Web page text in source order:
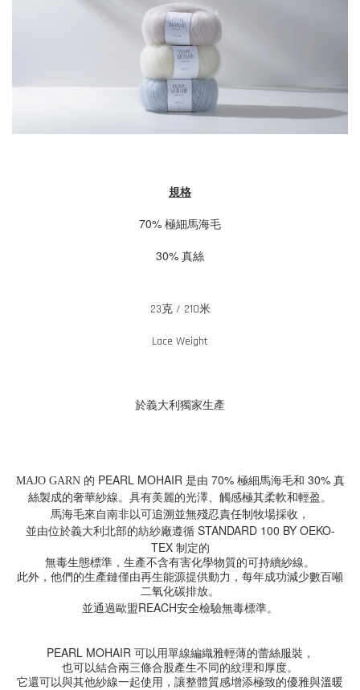
規格
70% 極細馬海毛
30% 真絲
23克 / 210米
Lace Weight
於義大利獨家生產
MAJO GARN 的 PEARL MOHAIR 是由 70% 極細馬海毛和 30% 真
絲製成的奢華紗線。具有美麗的光澤、觸感極其柔軟和輕盈。
馬海毛來自南非以可追溯並無殘忍責任制牧場採收 ，
並由位於義大利北部的紡紗廠遵循STANDARD 100 BY OEKO-
TEX 制定的
無毒生態標準，生產不含有害化學物質的可持續紗線。
此外，他們的生產鏈僅由再生能源提供動力，每年成功減少數百噸
二氧化碳排放。
並通過歐盟REACH安全檢驗無毒標準。
PEARL MOHAIR 可以用單線編織雅輕薄的蕾絲服裝，
也可以結合兩三條合股產生不同的紋理和厚度。
它還可以與其他紗線一起使用，讓整體質感增添極致的優雅與溫暖